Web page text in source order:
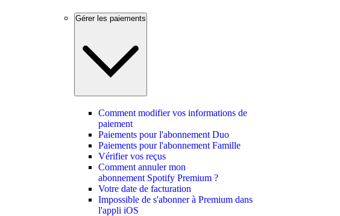
Gérer les paiements
Comment modifier vos informations de
paiement
Paiements pour l'abonnement Duo
Paiements pour l'abonnement Famille
Vérifier vos reçus
Comment annuler mon
abonnement Spotify Premium ?
Votre date de facturation
Impossible de s'abonner à Premium dans
l'appli iOS